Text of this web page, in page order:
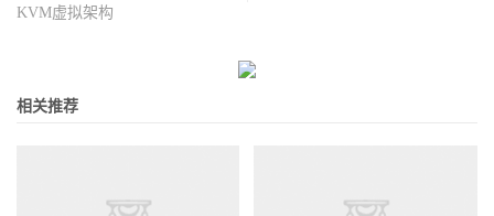
KVM虚拟架构
相关推荐